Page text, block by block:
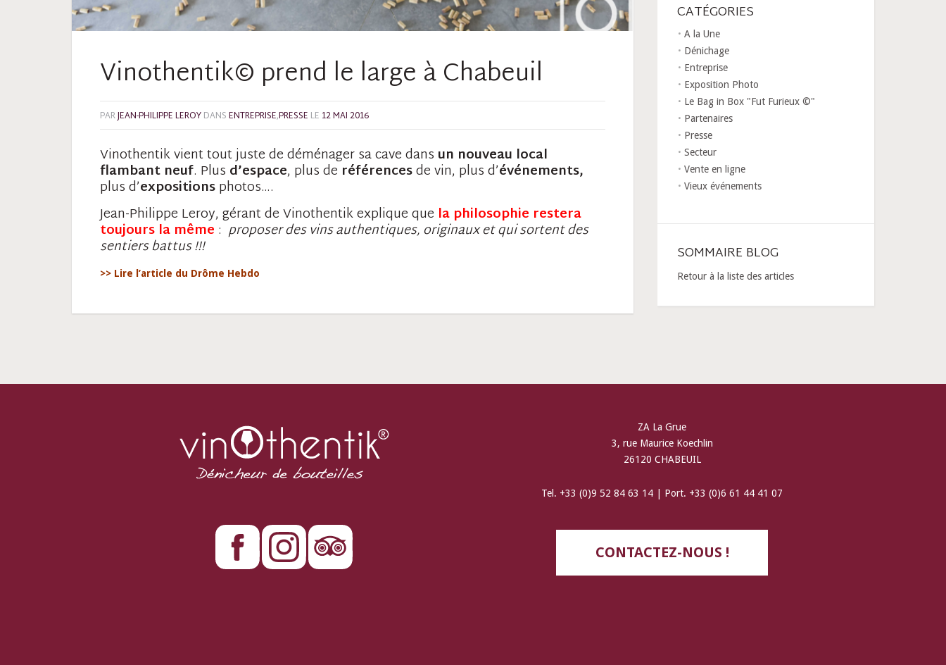
Vinothentik© prend le large à Chabeuil
PARJEAN-PHILIPPE LEROYDANSENTREPRISE,PRESSE LE 12 MAI 2016
Vinothentik vient tout juste de déménager sa cave dans un nouveau local
flambant neuf. Plus d’espace, plus de référencesde vin, plus d’événements,
plus d’expositionsphotos….
Jean-Philippe Leroy, gérant de Vinothentik explique que la philosophie restera
toujours la même : proposer des vins authentiques, originaux et qui sortent des
sentiers battus !!!
>> Lire l’article du Drôme Hebdo
CATÉGORIES
A la Une
Dénichage
Entreprise
Exposition Photo
Le Bag in Box "Fut Furieux ©"
Partenaires
Presse
Secteur
Vente en ligne
Vieux événements
SOMMAIRE BLOG
Retour à la liste des articles
ZA La Grue
3, rue Maurice Koechlin
26120 CHABEUIL
Tel. +33 (0)9 52 84 63 14 | Port. +33 (0)6 61 44 41 07
CONTACTEZ-NOUS !